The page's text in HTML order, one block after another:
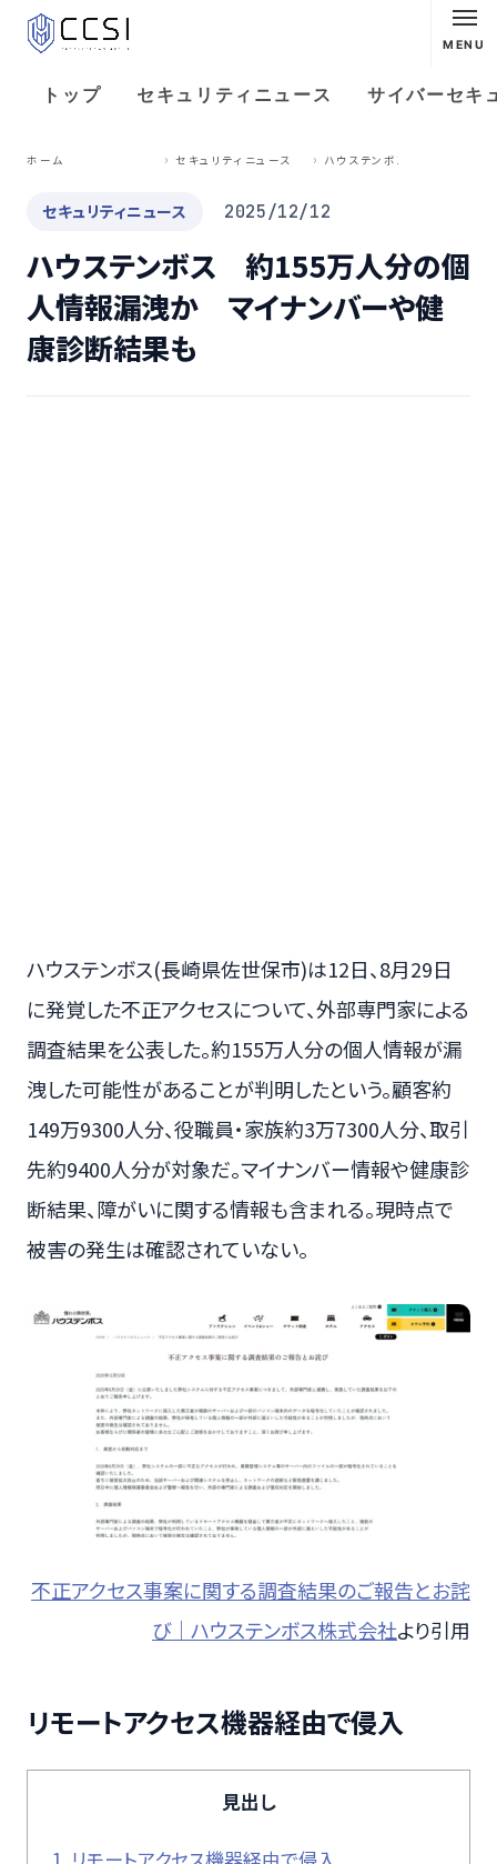
MENU
トップ セキュリティニュース サイバーセキ
ホーム セキュリティニュース
セキュリティニュース 2025/12/12
ハウステンボス 約155万人分の個
人情報漏洩か マイナンバーや健
康診断結果も
ハウステンボス(長崎県佐世保市)は12日、8月29日
に発覚した不正アクセスについて、外部専門家による
調査結果を公表した。約155万人分の個人情報が漏
洩した可能性があることが判明したという。顧客約
149万9300人分、役職員・家族約3万7300人分、取引
先約9400人分が対象だ。マイナンバー情報や健康診
断結果、障がいに関する情報も含まれる。現時点で
被害の発生は確認されていない。
不正アクセス事案に関する調査結果のご報告とお詫
び｜ハウステンボス株式会社より引用
リモートアクセス機器経由で侵入
見出し